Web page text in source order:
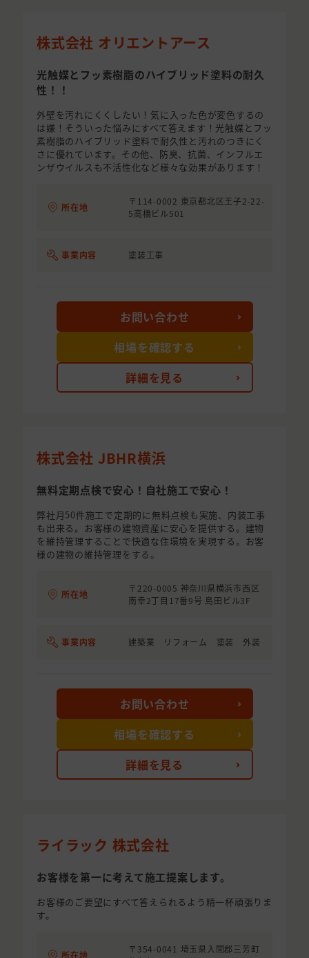
株式会社 オリエントアース
光触媒とフッ素樹脂のハイブリッド塗料の耐久
性！！
外壁を汚れにくくしたい！気に入った色が変色するの
は嫌！そういった悩みにすべて答えます！光触媒とフッ
素樹脂のハイブリッド塗料で耐久性と汚れのつきにく
さに優れています。その他、防臭、抗菌、インフルエ
ンザウイルスも不活性化など様々な効果があります！
所在地
〒114-0002 東京都北区王子2-22-
5高橋ビル501
事業内容 塗装工事
詳細を見る
お問い合わせ
相場を確認する
株式会社 JBHR横浜
無料定期点検で安心！自社施工で安心！
弊社月50件施工で定期的に無料点検も実施、内装工事
も出来る。お客様の建物資産に安心を提供する。建物
を維持管理することで快適な住環境を実現する。お客
様の建物の維持管理をする。
所在地
〒220-0005 神奈川県横浜市西区
南幸2丁目17番9号 島田ビル3F
事業内容 建築業 リフォーム 塗装 外装
詳細を見る
お問い合わせ
相場を確認する
ライラック 株式会社
お客様を第一に考えて施工提案します。
お客様のご要望にすべて答えられるよう精一杯頑張りま
す。
所在地
〒354-0041 埼玉県入間郡三芳町